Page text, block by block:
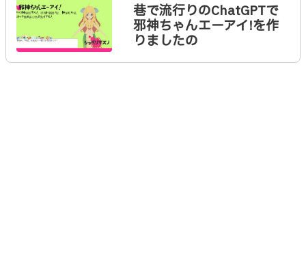
巷で流行りのChatGPTで
邪神ちゃんエーアイ!を作
りましたの